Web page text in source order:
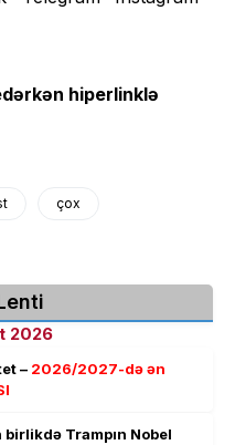
hiperlinklə
çox
2026
– 2026/2027-də ən
Trampın Nobel